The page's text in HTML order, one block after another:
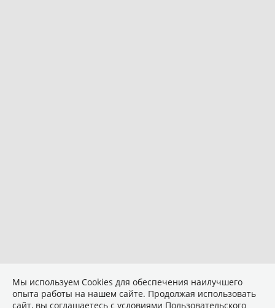
Мы используем Сookies для обеспечения наилучшего
опыта работы на нашем сайте. Продолжая использовать
сайт, вы соглашаетесь с условиями Пользовательского